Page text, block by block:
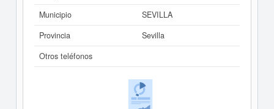
Municipio
SEVILLA
Provincia
Sevilla
Otros teléfonos